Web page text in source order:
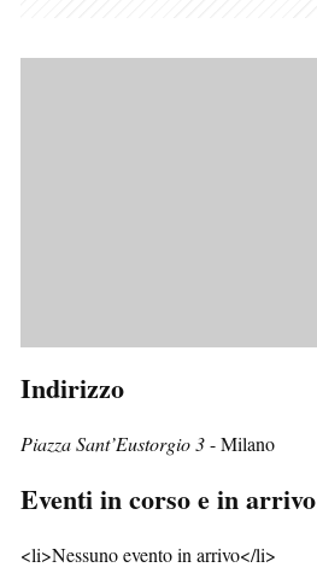
Indirizzo
Piazza Sant’Eustorgio 3- Milano
Eventi in corso e in arrivo
<li>Nessuno evento in arrivo</li>